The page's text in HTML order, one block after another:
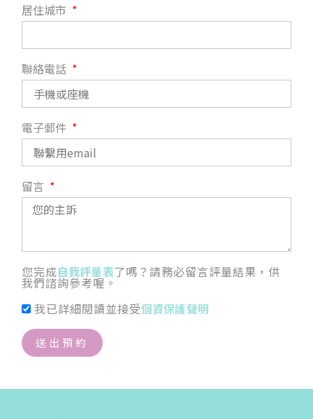
居住城市
聯絡電話
電子郵件
留言
您完成自我評量表了嗎？請務必留言評量結果，供
我們諮詢參考喔。
我已詳細閱讀並接受個資保護聲明
送出預約